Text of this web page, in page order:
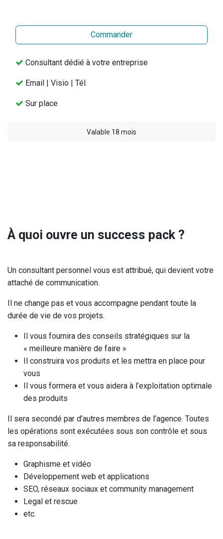
Commander
Consultant dédié à votre entreprise
Email | Visio | Tél.
Sur place
Valable 18 mois
À quoi ouvre un success pack ?
Un consultant personnel vous est attribué, qui devient votre
attaché de communication.
Il ne change pas et vous accompagne pendant toute la
durée de vie de vos projets.
Il vous fournira des conseils stratégiques sur la
« meilleure manière de faire »
Il construira vos produits et les mettra en place pour
vous
Il vous formera et vous aidera à l’exploitation optimale
des produits
Il sera secondé par d’autres membres de l’agence. Toutes
les opérations sont exécutées sous son contrôle et sous
sa responsabilité.
Graphisme et vidéo
Développement web et applications
SEO, réseaux sociaux et community management
Legal et rescue
etc.